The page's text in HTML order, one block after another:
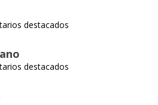
destacados
destacados